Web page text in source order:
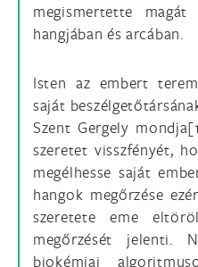
megismertette
hangjában és arcában.
Isten az embert
saját
Szent Gergely
szeretet visszfényét,
megélhesse saját
hangok megőrzése
szeretete eme
megőrzését jelenti.
biokémiai